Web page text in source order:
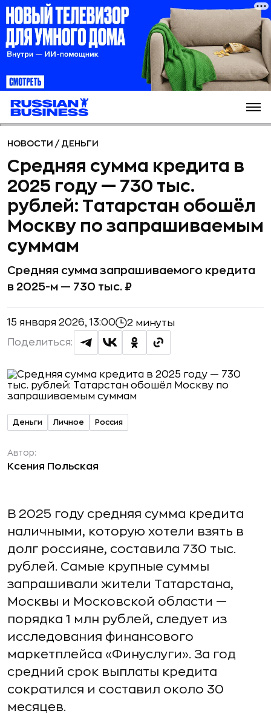
НОВОСТИ / ДЕНЬГИ
Средняя сумма кредита в
2025 году — 730 тыс.
рублей: Татарстан обошёл
Москву по запрашиваемым
суммам
Средняя сумма запрашиваемого кредита
в 2025-м — 730 тыс. ₽
15 января 2026, 13:00 2 минуты
Поделиться:
Деньги Личное Россия
Автор:
Ксения Польская
В 2025 году средняя сумма кредита
наличными, которую хотели взять в
долг россияне, составила 730 тыс.
рублей. Самые крупные суммы
запрашивали жители Татарстана,
Москвы и Московской области —
порядка 1 млн рублей, следует из
исследования финансового
маркетплейса «Финуслуги». За год
средний срок выплаты кредита
сократился и составил около 30
месяцев.